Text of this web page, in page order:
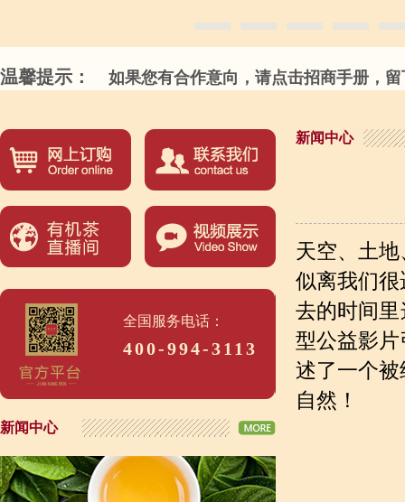
温馨提示： 如果您有合作意向，请点击招商手册，
全国服务电话：
400-994-3113
新闻中心
新闻中心
天空、土
似离我们
去的时间
型公益影
述了一个
自然！